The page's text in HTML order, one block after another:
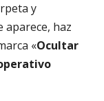
y
aparece, haz
«Ocultar